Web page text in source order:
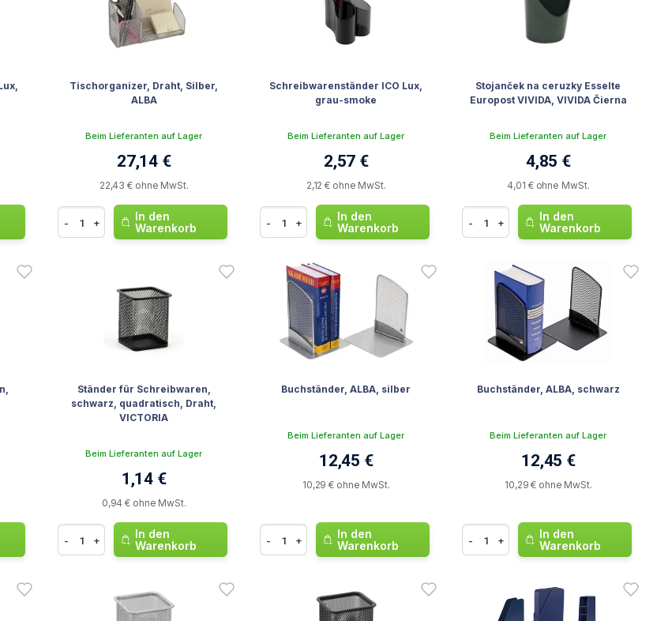
Tischorganizer, Draht, Silber,
ALBA
Beim Lieferanten auf Lager
27,14 €
22,43 € ohne MwSt.
- +
In den
Warenkorb
Schreibwarenständer ICO Lux,
grau-smoke
Beim Lieferanten auf Lager
2,57 €
2,12 € ohne MwSt.
- +
In den
Warenkorb
Stojanček na ceruzky Esselte
Europost VIVIDA, VIVIDA Čierna
Beim Lieferanten auf Lager
4,85 €
4,01 € ohne MwSt.
- +
In den
Warenkorb
Ständer für Schreibwaren,
schwarz, quadratisch, Draht,
VICTORIA
Beim Lieferanten auf Lager
1,14 €
0,94 € ohne MwSt.
- +
In den
Warenkorb
Buchständer, ALBA, silber
Beim Lieferanten auf Lager
12,45 €
10,29 € ohne MwSt.
- +
In den
Warenkorb
Buchständer, ALBA, schwarz
Beim Lieferanten auf Lager
12,45 €
10,29 € ohne MwSt.
- +
In den
Warenkorb